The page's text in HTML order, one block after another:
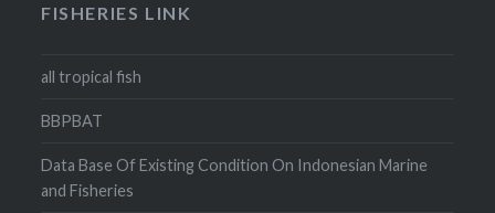
FISHERIES LINK
all tropical fish
BBPBAT
Data Base Of Existing Condition On Indonesian Marine
and Fisheries